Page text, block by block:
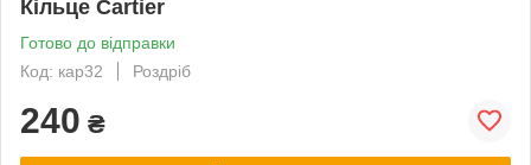
Кільце Cartier
Готово до відправки
Код: кар32
Роздріб
240 ₴